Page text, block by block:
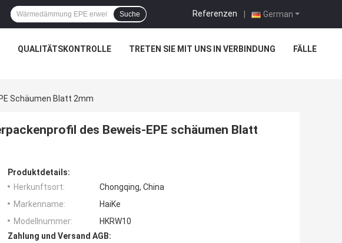
German
Referenzen |
Suche
QUALITÄTSKONTROLLE TRETEN SIE MIT UNS IN VERBINDUNG FÄLLE
Schäumen Blatt 2mm
des Beweis-EPE schäumen Blatt
Produktdetails:
Herkunftsort:
Chongqing, China
Markenname:
HaiKe
Modellnummer:
HKRW10
Zahlung und Versand AGB: